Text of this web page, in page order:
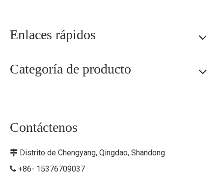
Enlaces rápidos
Categoría de producto
Contáctenos
 Distrito de Chengyang, Qingdao, Shandong
 +86- 15376709037